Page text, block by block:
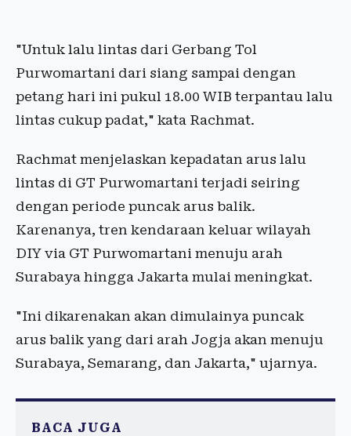
"Untuk lalu lintas dari Gerbang Tol
Purwomartani dari siang sampai dengan
petang hari ini pukul 18.00 WIB terpantau lalu
lintas cukup padat," kata Rachmat.
Rachmat menjelaskan kepadatan arus lalu
lintas di GT Purwomartani terjadi seiring
dengan periode puncak arus balik.
Karenanya, tren kendaraan keluar wilayah
DIY via GT Purwomartani menuju arah
Surabaya hingga Jakarta mulai meningkat.
"Ini dikarenakan akan dimulainya puncak
arus balik yang dari arah Jogja akan menuju
Surabaya, Semarang, dan Jakarta," ujarnya.
BACA JUGA